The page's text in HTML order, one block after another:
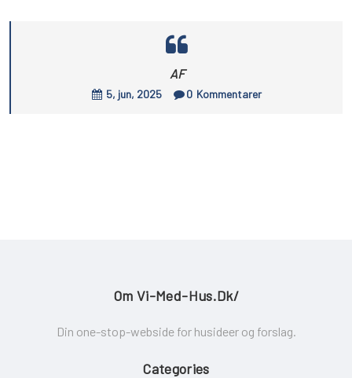
AF
5, jun, 2025 0 Kommentarer
Om Vi-Med-Hus.dk/
Din one-stop-webside for husideer og forslag.
Categories